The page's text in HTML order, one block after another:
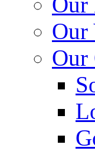
Our
Our